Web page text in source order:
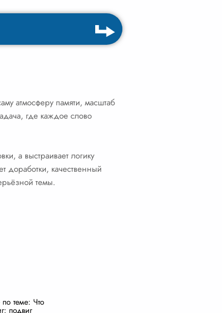
атмосферу памяти, масштаб
где каждое слово
а выстраивает логику
доработки, качественный
темы.
теме: Что
подвиг